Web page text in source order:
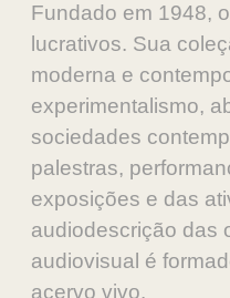
Fundado em 1948,
lucrativos. Sua
moderna e
experimentalismo,
sociedades
palestras,
exposições e das
audiodescrição das
audiovisual é
acervo vivo.